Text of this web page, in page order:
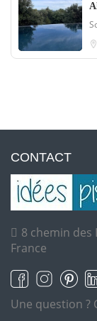
CONTACT
8 chemin des
France
Une question ?